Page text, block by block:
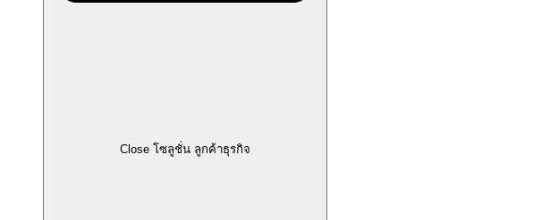
Close โซลูชั่น ลูกค้าธุรกิจ